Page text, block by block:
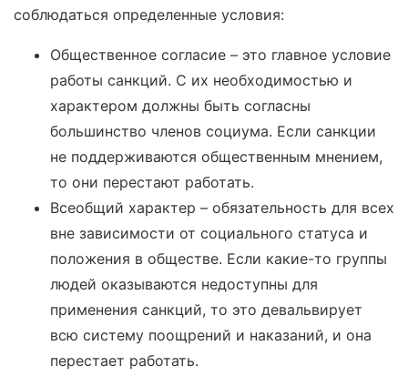
соблюдаться определенные условия:
Общественное согласие – это главное условие
работы санкций. С их необходимостью и
характером должны быть согласны
большинство членов социума. Если санкции
не поддерживаются общественным мнением,
то они перестают работать.
Всеобщий характер – обязательность для всех
вне зависимости от социального статуса и
положения в обществе. Если какие-то группы
людей оказываются недоступны для
применения санкций, то это девальвирует
всю систему поощрений и наказаний, и она
перестает работать.